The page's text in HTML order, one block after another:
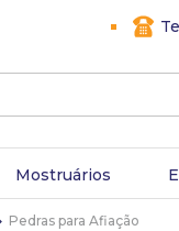
Mostruários
Pedras para Afiação